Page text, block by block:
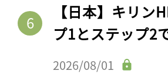
【日本】キリン
プ1とステップ2
2026/08/01